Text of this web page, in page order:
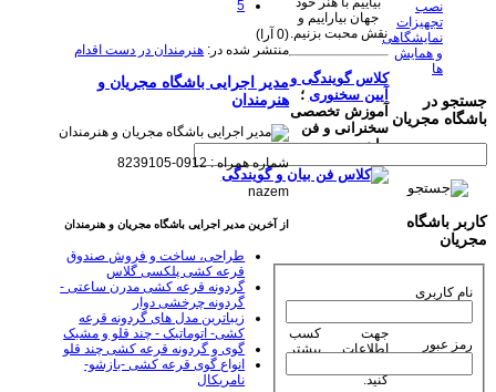
5
(0 آرا)
منتشر شده در: هنرمندان در دست اقدام
مدیر اجرایی باشگاه مجریان و
هنرمندان
شماره همراه : 0912-8239105
nazem
از آخرین مدیر اجرایی باشگاه مجریان و هنرمندان
طراحی، ساخت و فروش صندوق
قرعه کشی پلکسی گلاس
گردونه قرعه کشی مدرن ساعتی -
گردونه چرخشی دوار
زیباترین مدل های گردونه قرعه
کشی- اتوماتیک - چند قلو و مشبک
گوی و گردونه قرعه کشی چند قلو
انواع گوی قرعه کشی -بازشو-
نامریکال
جهان بیاراییم و
نقش محبت بزنیم.
کلاس گویندگی و
آیین سخنوری ؛
آموزش تخصصی
سخنرانی و فن
بیان
جهت کسب
اطلاعات بیشتر
کنید.
نصب
تجهیزات
نمایشگاهی
و همایش
ها
جستجو در
باشگاه مجریان
کاربر باشگاه
مجریان
نام کاربری
رمز عبور